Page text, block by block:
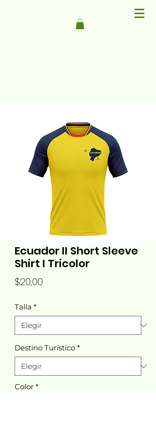
Ecuador II Short Sleeve
Shirt I Tricolor
$20,00
Talla *
Destino Turístico *
Color *